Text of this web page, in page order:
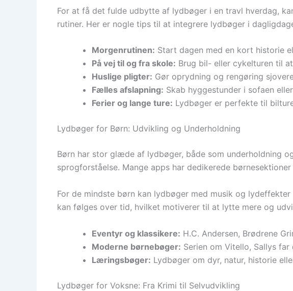
For at få det fulde udbytte af lydbøger i en travl hverdag,
rutiner. Her er nogle tips til at integrere lydbøger i
Morgenrutinen: Start dagen med en kort historie
På vej til og fra skole: Brug bil- eller cykelturen til
Huslige pligter: Gør oprydning og rengøring
Fælles afslapning: Skab hyggestunder i sofaen
Ferier og lange ture: Lydbøger er perfekte til
Lydbøger for Børn: Udvikling og Underholdning
Børn har stor glæde af lydbøger, både som underholdning
sprogforståelse. Mange apps har dedikerede
For de mindste børn kan lydbøger med musik og
kan følges over tid, hvilket motiverer til at lytte mere og
Eventyr og klassikere: H.C. Andersen, Brødrene
Moderne børnebøger: Serien om Vitello, Sallys
Læringsbøger: Lydbøger om dyr, natur, historie
Lydbøger for Voksne: Fra Krimi til Selvudvikling